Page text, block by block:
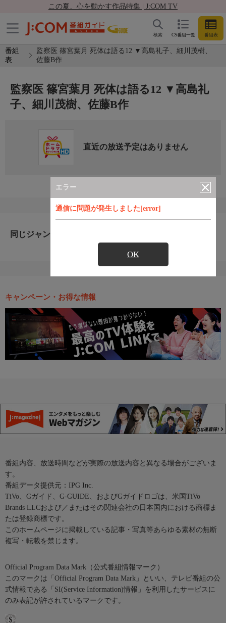
この夏、心を動かす作品特集 | J:COM TV
CS番組一覧 番組表
検索
番組
表
監察医 篠宮葉月 死体は語る12 ▼高島礼子、細川茂樹、
佐藤B作
エラー
通信に問題が発生しました[error]
OK
監察医 篠宮葉月 死体は語る12 ▼高島礼
子、細川茂樹、佐藤B作
直近の放送予定はありません
同じジャンルのおすすめ番組
キャンペーン・お得な情報
番組内容、放送時間などが実際の放送内容と異なる場合がございま
す。
番組データ提供元：IPG Inc.
TiVo、Gガイド、G-GUIDE、およびGガイドロゴは、米国TiVo
Brands LLCおよび／またはその関連会社の日本国内における商標ま
たは登録商標です。
このホームページに掲載している記事・写真等あらゆる素材の無断
複写・転載を禁じます。
Official Program Data Mark（公式番組情報マーク）
このマークは「Official Program Data Mark」といい、テレビ番組の公
式情報である「SI(Service Information)情報」を利用したサービスに
のみ表記が許されているマークです。